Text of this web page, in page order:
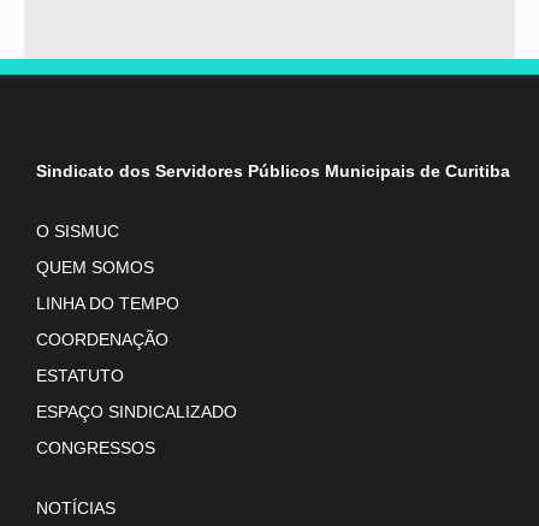
Sindicato dos Servidores Públicos Municipais de Curitiba
O SISMUC
QUEM SOMOS
LINHA DO TEMPO
COORDENAÇÃO
ESTATUTO
ESPAÇO SINDICALIZADO
CONGRESSOS
NOTÍCIAS